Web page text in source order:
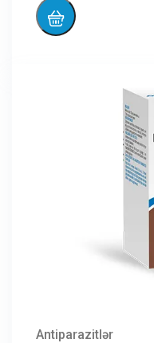
Antiparazitlər